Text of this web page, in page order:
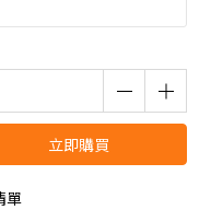
立即購買
單